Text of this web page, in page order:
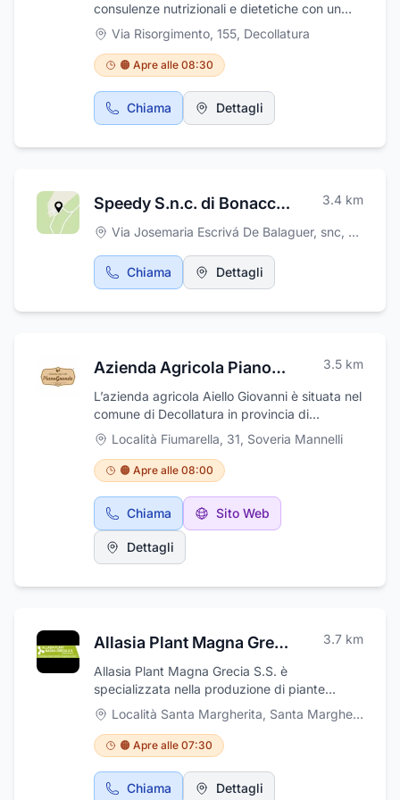
consulenze nutrizionali e dietetiche con un
attento lavoro di conoscenza e di anamnesi
alimentare
Via Risorgimento, 155, Decollatura
🟠 Apre alle 08:30
Chiama Dettagli
Speedy S.n.c. di Bonacci Giovanni & C. 3.4 km
Via Josemaria Escrivá De Balaguer, snc, Soveria
Chiama Dettagli
Azienda Agricola PianoGrande Aiello 3.5 km
L’azienda agricola Aiello Giovanni è situata nel
comune di Decollatura in provincia di
Catanzaro, alle pendici del monte Reventino.
L’azienda è gestita a carattere familiare con
vari appezzamenti di terreno e produce e
distribuisce ortaggi freschi. Le patate sono
coltivate tutto l'anno, mentre altri ortaggi e
frutta, come zucchine, peperoni e fragole e
castagne sono coltivati stagionalmente per
garantire ortaggi genuini e gustosi. E'
direttamente l'azienda.
Località Fiumarella, 31, Soveria Mannelli
🟠 Apre alle 08:00
Chiama Sito Web
Dettagli
Allasia Plant Magna Grecia S.S. 3.7 km
Allasia Plant Magna Grecia S.S. è
specializzata nella produzione di piante
forestali per imboschimenti e arboricoltura da
legno, arbusti ed alberi per siepi campestri e
per ripristino ambientale, pioppi per legname
da lavoro e cloni selezionati da biomassa,
giovani piante ornamentali da ricoltivare ,
piante fruttifere di antica coltivazione ed a
Località Santa Margherita, Santa Margherita Scalo
🟠 Apre alle 07:30
Chiama Dettagli